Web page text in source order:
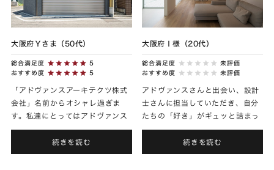
大阪府Ｙさま（50代）
総合満足度
5
おすすめ度
5
「アドヴァンスアーキテクツ株式
会社」名前からオシャレ過ぎま
す。私達にとってはアドヴァンス
さんは大手ハウスメーカーより
も、ハイブランド感があります
ね。 私達に合う方を選んで頂いた
続きを読む
大阪府Ｉ様（20代）
総合満足度
未評価
おすすめ度
未評価
アドヴァンスさんと出会い、設計
士さんに担当していただき、自分
たちの「好き」がギュッと詰まっ
たお家ができて本当に幸せです。
波左間さんとの打合せ、私たち夫
婦ともども本当に楽しくさせて
続きを読む